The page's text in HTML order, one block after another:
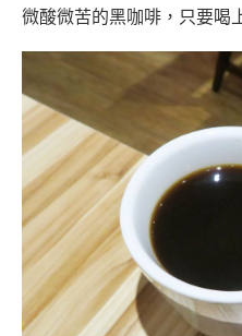
微酸微苦的黑咖啡，只要喝